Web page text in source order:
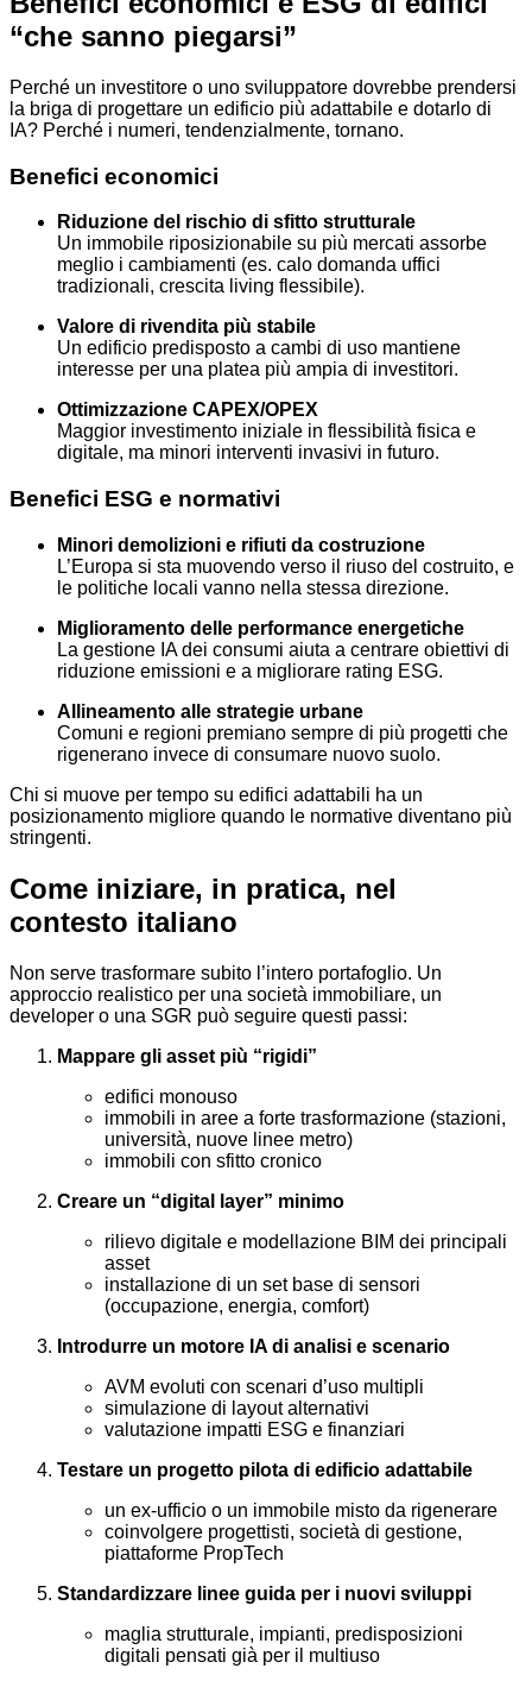
“che sanno piegarsi”
Perché un investitore o uno sviluppatore dovrebbe prendersi
la briga di progettare un edificio più adattabile e dotarlo di
IA? Perché i numeri, tendenzialmente, tornano.
Benefici economici
Riduzione del rischio di sfitto strutturale
Un immobile riposizionabile su più mercati assorbe
meglio i cambiamenti (es. calo domanda uffici
tradizionali, crescita living flessibile).
Valore di rivendita più stabile
Un edificio predisposto a cambi di uso mantiene
interesse per una platea più ampia di investitori.
Ottimizzazione CAPEX/OPEX
Maggior investimento iniziale in flessibilità fisica e
digitale, ma minori interventi invasivi in futuro.
Benefici ESG e normativi
Minori demolizioni e rifiuti da costruzione
L’Europa si sta muovendo verso il riuso del costruito, e
le politiche locali vanno nella stessa direzione.
Miglioramento delle performance energetiche
La gestione IA dei consumi aiuta a centrare obiettivi di
riduzione emissioni e a migliorare rating ESG.
Allineamento alle strategie urbane
Comuni e regioni premiano sempre di più progetti che
rigenerano invece di consumare nuovo suolo.
Chi si muove per tempo su edifici adattabili ha un
posizionamento migliore quando le normative diventano più
stringenti.
Come iniziare, in pratica, nel
contesto italiano
Non serve trasformare subito l’intero portafoglio. Un
approccio realistico per una società immobiliare, un
developer o una SGR può seguire questi passi:
Mappare gli asset più “rigidi”
edifici monouso
immobili in aree a forte trasformazione (stazioni,
università, nuove linee metro)
immobili con sfitto cronico
Creare un “digital layer” minimo
rilievo digitale e modellazione BIM dei principali
asset
installazione di un set base di sensori
(occupazione, energia, comfort)
Introdurre un motore IA di analisi e scenario
AVM evoluti con scenari d’uso multipli
simulazione di layout alternativi
valutazione impatti ESG e finanziari
Testare un progetto pilota di edificio adattabile
un ex-ufficio o un immobile misto da rigenerare
coinvolgere progettisti, società di gestione,
piattaforme PropTech
Standardizzare linee guida per i nuovi sviluppi
maglia strutturale, impianti, predisposizioni
digitali pensati già per il multiuso